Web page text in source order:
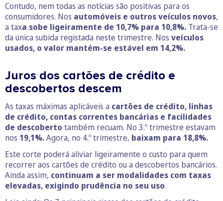
Contudo, nem todas as notícias são positivas para os
consumidores. Nos automóveis e outros veículos novos,
a taxa sobe ligeiramente de 10,7% para 10,8%. Trata-se
da única subida registada neste trimestre. Nos veículos
usados, o valor mantém-se estável em 14,2%.
Juros dos cartões de crédito e
descobertos descem
As taxas máximas aplicáveis a cartões de crédito, linhas
de crédito, contas correntes bancárias e facilidades
de descoberto também recuam. No 3.º trimestre estavam
nos 19,1%.Agora, no 4.º trimestre, baixam para 18,8%.
Este corte poderá aliviar ligeiramente o custo para quem
recorrer aos cartões de crédito ou a descobertos bancários.
Ainda assim, continuam a ser modalidades com taxas
elevadas, exigindo prudência no seu uso.